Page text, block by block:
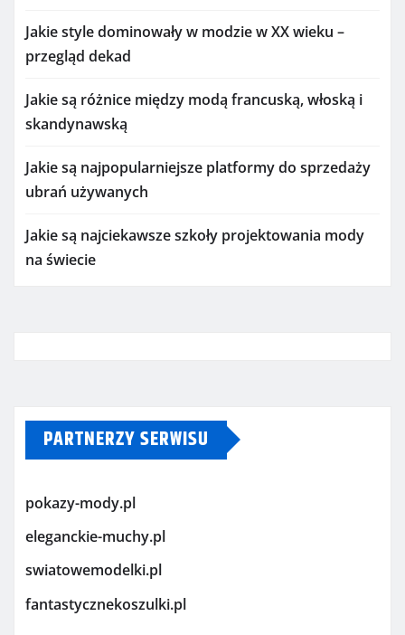
Jakie style dominowały w modzie w XX wieku –
przegląd dekad
Jakie są różnice między modą francuską, włoską i
skandynawską
Jakie są najpopularniejsze platformy do sprzedaży
ubrań używanych
Jakie są najciekawsze szkoły projektowania mody
na świecie
PARTNERZY SERWISU
pokazy-mody.pl
eleganckie-muchy.pl
swiatowemodelki.pl
fantastycznekoszulki.pl